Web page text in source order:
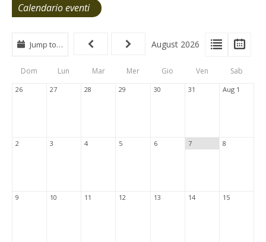
Calendario eventi
View
Type
Tabs
View
List
Jump to… August 2026
Dom Lun Mar Mer Gio Ven Sab
26 27 28 29 30 31 Aug 1
2 3 4 5 6 7 8
9 10 11 12 13 14 15